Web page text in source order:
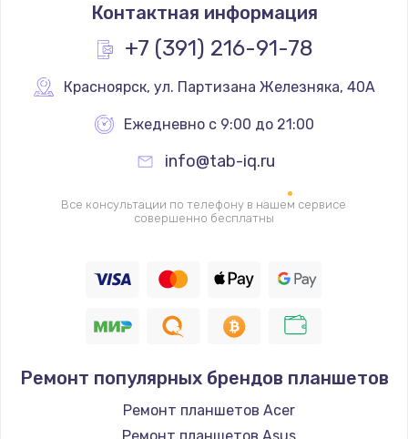
1330 руб.
Заказать
Замена контроллера питания
2600 руб.
Чистка от пыли
990 руб.
Настройка ОС
1090 руб.
Контактная информация
+7 (391) 216-91-78
Красноярск, ул. Партизана Железняка, 40А
Ежедневно с 9:00 до 21:00
info@tab-iq.ru
Все консультации по телефону в нашем сервисе
совершенно бесплатны
Ремонт популярных брендов планшетов
Ремонт планшетов Acer
Ремонт планшетов Asus